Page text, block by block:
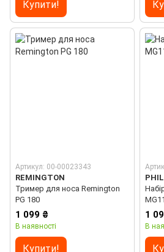
Купити!
Артикул: 00-00023343
REMINGTON
Тример для носа Remington
PG 180
1 099 ₴
В наявності
Купити!
1
В